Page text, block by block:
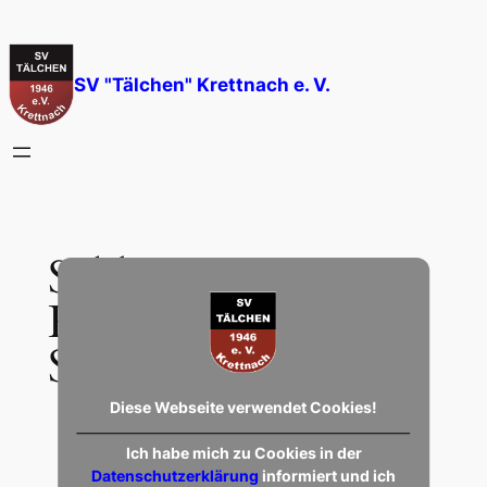
Inhalt
springenSV "Tälchen" Krettnach e. V.
Diese Webseite verwendet Cookies!
Ich habe mich zu Cookies in der
Datenschutzerklärung informiert und ich
Schlagwort:
Kreisliga A Trier-
Saarburg